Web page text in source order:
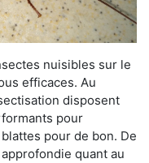
nuisibles sur le
efficaces. Au
disposent
pour
pour de bon. De
quant au